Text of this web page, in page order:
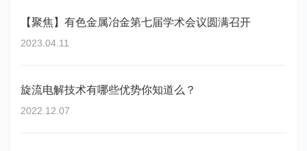
【聚焦】有色金属冶金第七届学术会议圆满召开
2023.04.11
旋流电解技术有哪些优势你知道么？
2022.12.07